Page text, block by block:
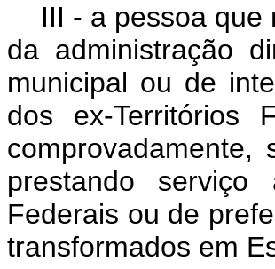
III - a pessoa
da administração
municipal ou de
dos ex-Territórios
prestando serviço
Federais ou de
transformados em